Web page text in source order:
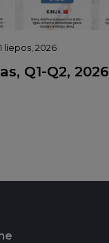
liepos, 2026
Q1-Q2, 2026